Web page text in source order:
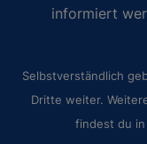
informiert
Selbstverständlich
Dritte weiter.
findest du